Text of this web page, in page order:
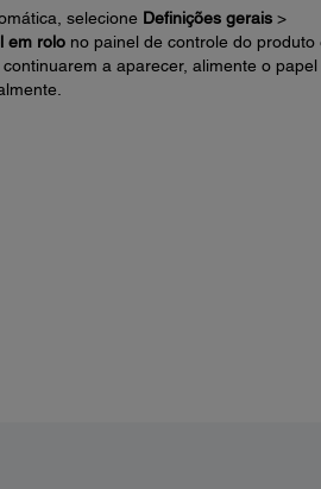
selecione Definições gerais>
em rolono painel de controle do produto
a aparecer, alimente o papel